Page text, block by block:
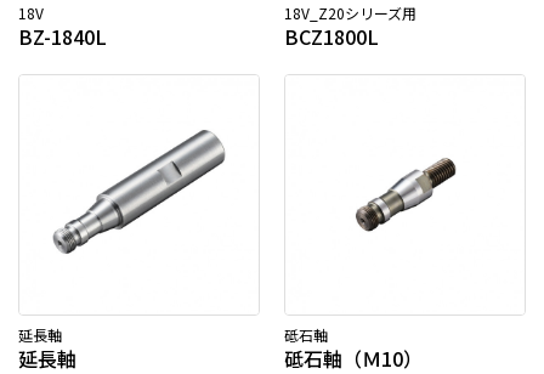
18V
BZ-1840L
18V_Z20シリーズ用
BCZ1800L
延長軸
延長軸
砥石軸
砥石軸（Ｍ10）